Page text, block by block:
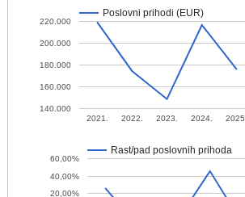
Poslovni prihodi (EUR)
2021. 2022. 2023. 2024. 2025.
140.000
160.000
180.000
200.000
220.000
Rast/pad poslovnih prihoda
20,00%
40,00%
60,00%